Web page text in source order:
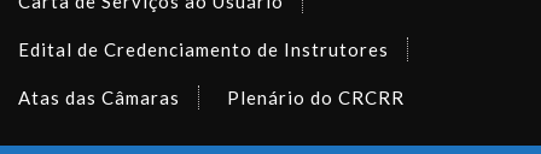
Edital de Credenciamento de Instrutores
Atas das Câmaras Plenário do CRCRR